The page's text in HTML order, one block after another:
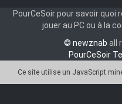
PourCeSoir pour savoir
jouer au PC ou à la
© newznab all
PourCeSoir
Ce site utilise un JavaScript